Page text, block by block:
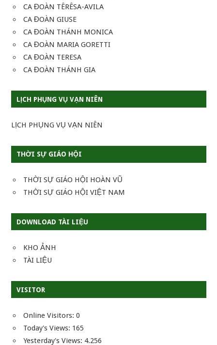
CA ĐOÀN TÊRÊSA-AVILA
CA ĐOÀN GIUSE
CA ĐOÀN THÁNH MONICA
CA ĐOÀN MARIA GORETTI
CA ĐOÀN TERESA
CA ĐOÀN THÁNH GIA
LỊCH PHỤNG VỤ VẠN NIÊN
LỊCH PHỤNG VỤ VẠN NIÊN
THỜI SỰ GIÁO HỘI
THỜI SỰ GIÁO HỘI HOÀN VŨ
THỜI SỰ GIÁO HỘI VIỆT NAM
DOWNLOAD TÀI LIỆU
KHO ẢNH
TÀI LIỆU
VISITOR
Online Visitors: 0
Today's Views: 165
Yesterday's Views: 4.256